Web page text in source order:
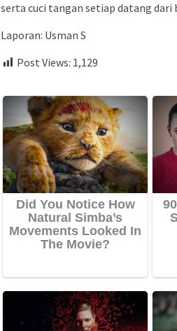
serta cuci tangan setiap datang dari
Laporan: Usman S
Post Views: 1,129